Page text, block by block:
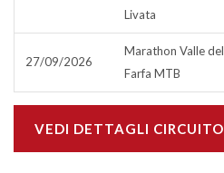
Livata
27/09/2026
Marathon Valle del
Farfa MTB
VEDI DETTAGLI CIRCUITO